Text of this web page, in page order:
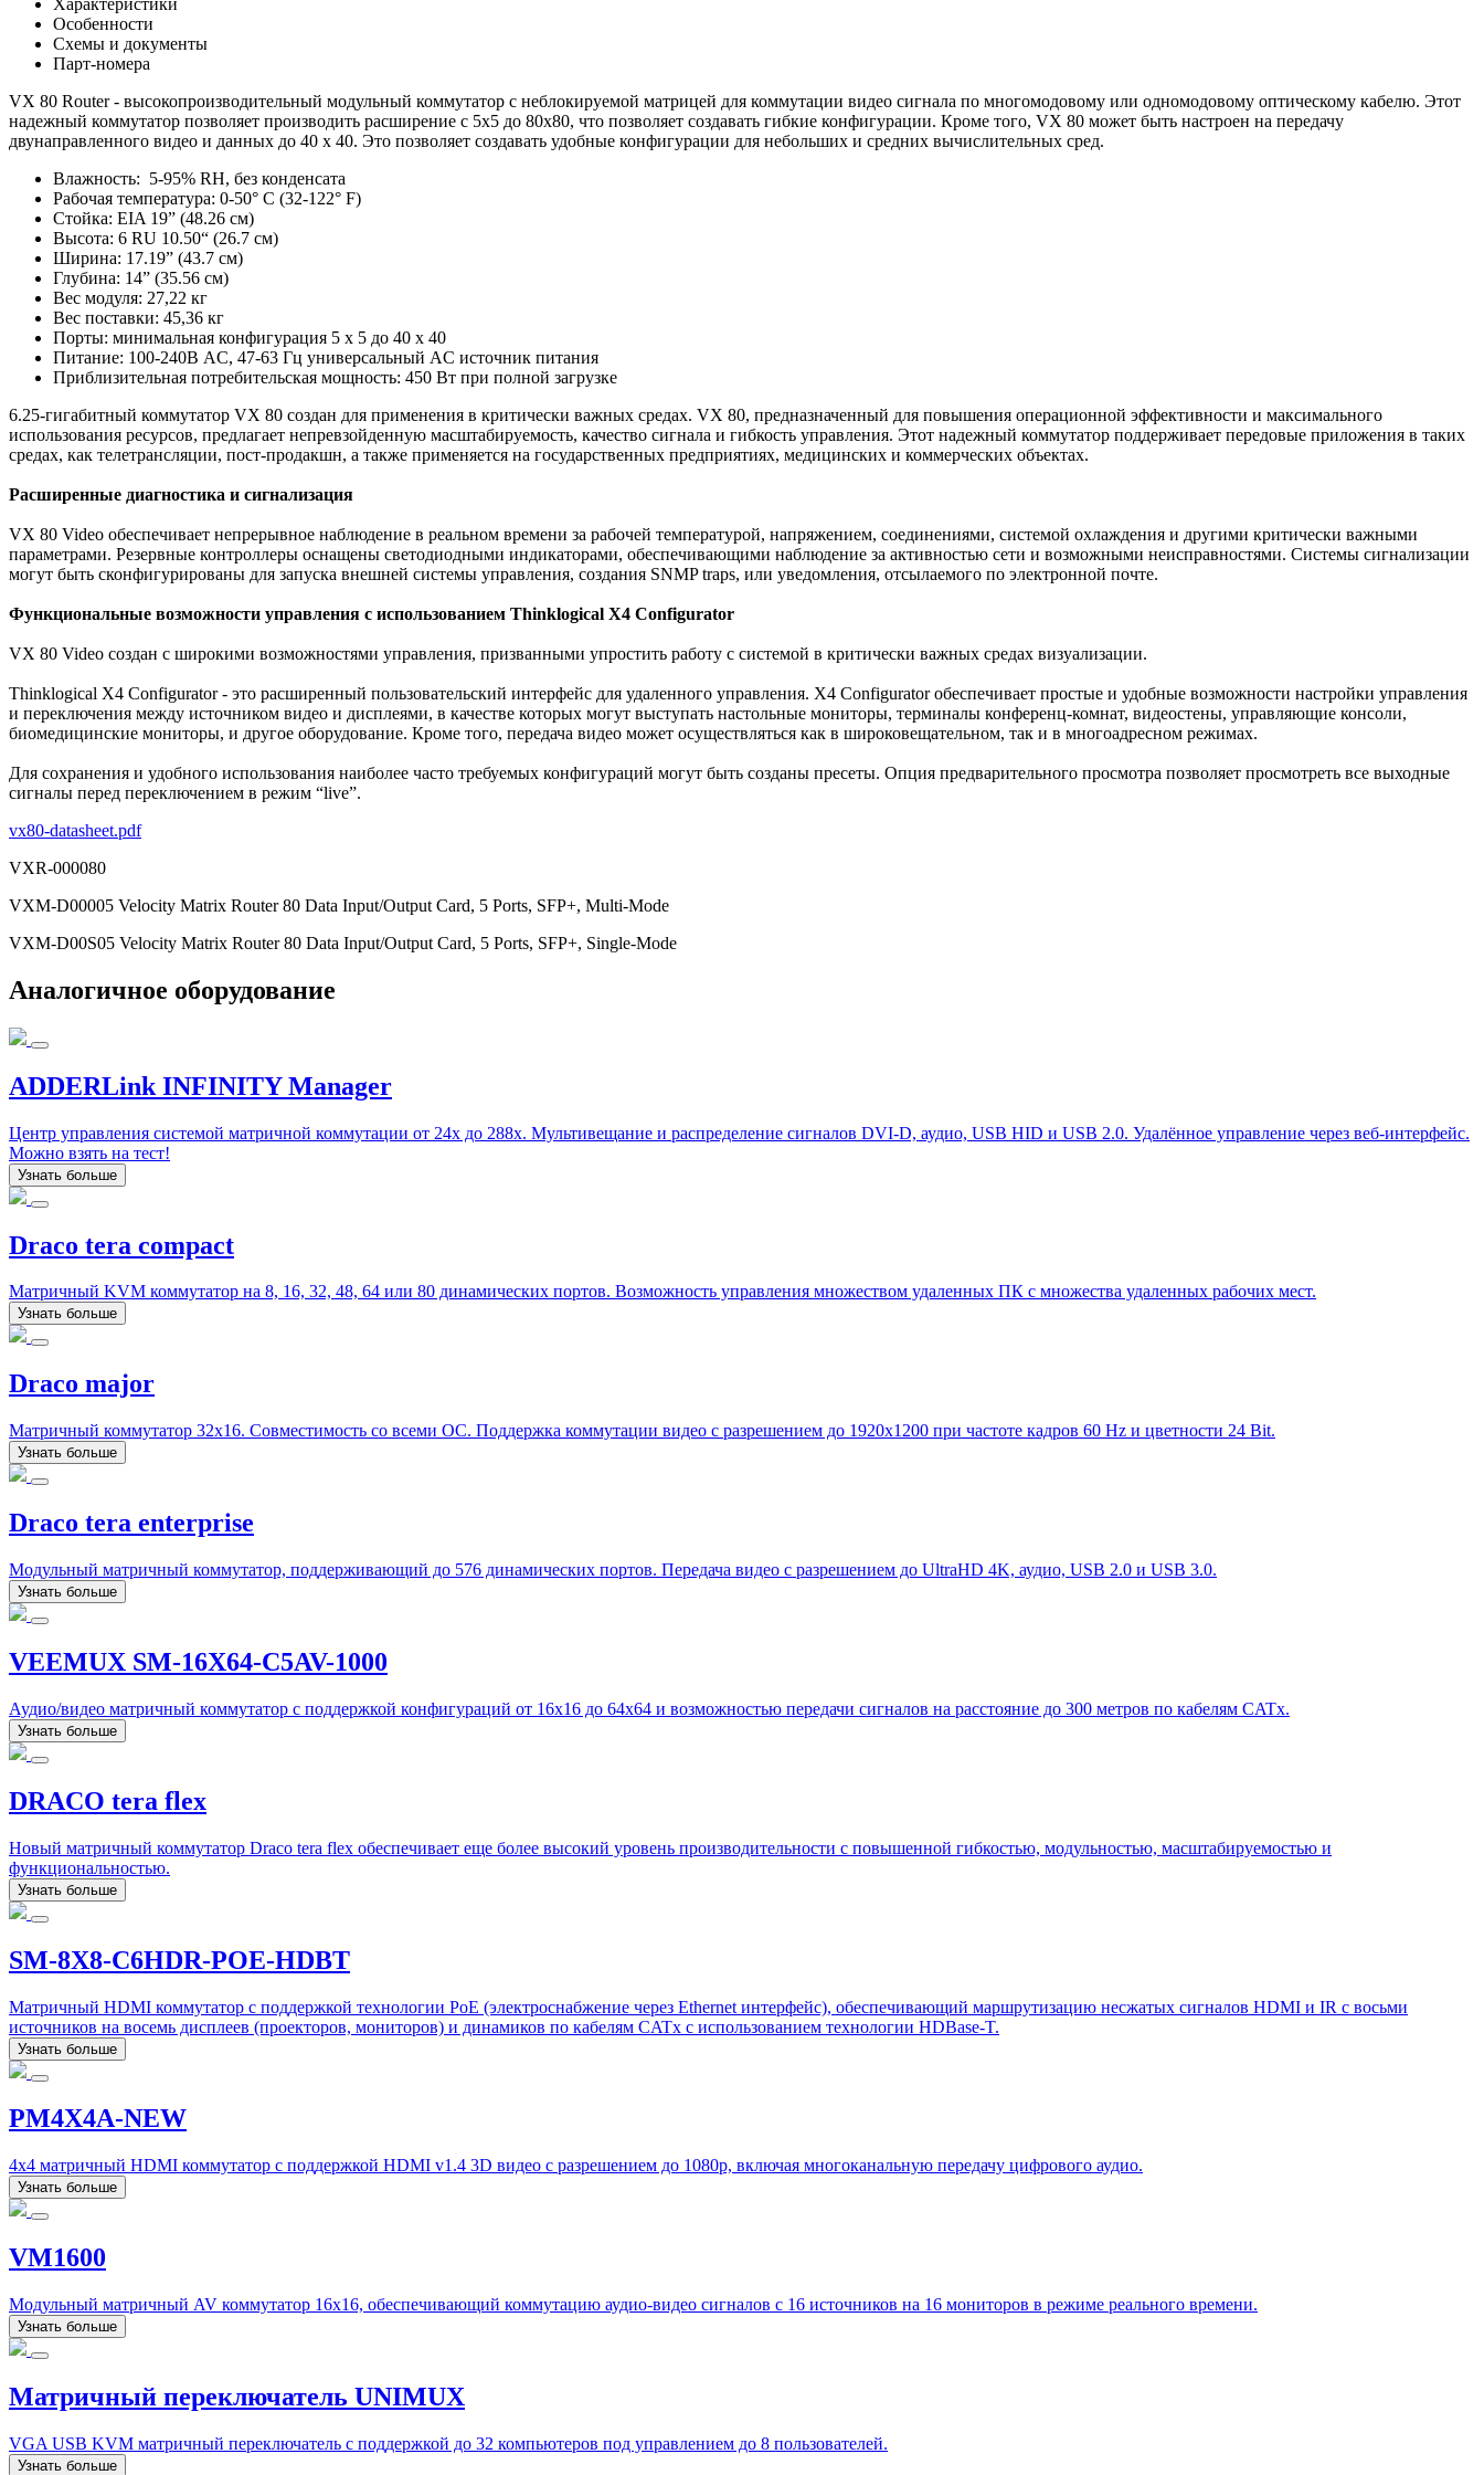
Характеристики
Особенности
Схемы и документы
Парт-номера
VX 80 Router - высокопроизводительный модульный коммутатор с неблокируемой матрицей для коммутации видео сигнала по многомодовому или одномодовому оптическому кабелю. Этот
надежный коммутатор позволяет производить расширение с 5x5 до 80x80, что позволяет создавать гибкие конфигурации. Кроме того, VX 80 может быть настроен на передачу
двунаправленного видео и данных до 40 x 40. Это позволяет создавать удобные конфигурации для небольших и средних вычислительных сред.
Влажность: 5-95% RH, без конденсата
Рабочая температура: 0-50° C (32-122° F)
Стойка: EIA 19” (48.26 см)
Высота: 6 RU 10.50“ (26.7 см)
Ширина: 17.19” (43.7 см)
Глубина: 14” (35.56 см)
Вес модуля: 27,22 кг
Вес поставки: 45,36 кг
Порты: минимальная конфигурация 5 x 5 до 40 x 40
Питание: 100-240В AC, 47-63 Гц универсальный AC источник питания
Приблизительная потребительская мощность: 450 Вт при полной загрузке
6.25-гигабитный коммутатор VX 80 создан для применения в критически важных средах. VX 80, предназначенный для повышения операционной эффективности и максимального
использования ресурсов, предлагает непревзойденную масштабируемость, качество сигнала и гибкость управления. Этот надежный коммутатор поддерживает передовые приложения в таких
средах, как телетрансляции, пост-продакшн, а также применяется на государственных предприятиях, медицинских и коммерческих объектах.
Расширенные диагностика и сигнализация
VX 80 Video обеспечивает непрерывное наблюдение в реальном времени за рабочей температурой, напряжением, соединениями, системой охлаждения и другими критически важными
параметрами. Резервные контроллеры оснащены светодиодными индикаторами, обеспечивающими наблюдение за активностью сети и возможными неисправностями. Системы сигнализации
могут быть сконфигурированы для запуска внешней системы управления, создания SNMP traps, или уведомления, отсылаемого по электронной почте.
Функциональные возможности управления с использованием Thinklogical X4 Configurator
VX 80 Video создан с широкими возможностями управления, призванными упростить работу с системой в критически важных средах визуализации.
Thinklogical X4 Configurator - это расширенный пользовательский интерфейс для удаленного управления. X4 Configurator обеспечивает простые и удобные возможности настройки управления
и переключения между источником видео и дисплеями, в качестве которых могут выступать настольные мониторы, терминалы конференц-комнат, видеостены, управляющие консоли,
биомедицинские мониторы, и другое оборудование. Кроме того, передача видео может осуществляться как в широковещательном, так и в многоадресном режимах.
Для сохранения и удобного использования наиболее часто требуемых конфигураций могут быть созданы пресеты. Опция предварительного просмотра позволяет просмотреть все выходные
сигналы перед переключением в режим “live”.
vx80-datasheet.pdf
VXR-000080
VXM-D00005 Velocity Matrix Router 80 Data Input/Output Card, 5 Ports, SFP+, Multi-Mode
VXM-D00S05 Velocity Matrix Router 80 Data Input/Output Card, 5 Ports, SFP+, Single-Mode
Аналогичное оборудование
ADDERLink INFINITY Manager
Центр управления системой матричной коммутации от 24x до 288x. Мультивещание и распределение сигналов DVI-D, аудио, USB HID и USB 2.0. Удалённое управление через веб-интерфейс.
Можно взять на тест!
Узнать больше
Draco tera compact
Матричный KVM коммутатор на 8, 16, 32, 48, 64 или 80 динамических портов. Возможность управления множеством удаленных ПК с множества удаленных рабочих мест.
Узнать больше
Draco major
Матричный коммутатор 32x16. Совместимость со всеми ОС. Поддержка коммутации видео с разрешением до 1920x1200 при частоте кадров 60 Hz и цветности 24 Bit.
Узнать больше
Draco tera enterprise
Модульный матричный коммутатор, поддерживающий до 576 динамических портов. Передача видео с разрешением до UltraHD 4K, аудио, USB 2.0 и USB 3.0.
Узнать больше
VEEMUX SM-16X64-C5AV-1000
Аудио/видео матричный коммутатор с поддержкой конфигураций от 16x16 до 64x64 и возможностью передачи сигналов на расстояние до 300 метров по кабелям CATx.
Узнать больше
DRACO tera flex
Новый матричный коммутатор Draco tera flex обеспечивает еще более высокий уровень производительности с повышенной гибкостью, модульностью, масштабируемостью и
функциональностью.
Узнать больше
SM-8X8-C6HDR-POE-HDBT
Матричный HDMI коммутатор с поддержкой технологии PoE (электроснабжение через Ethernet интерфейс), обеспечивающий маршрутизацию несжатых сигналов HDMI и IR с восьми
источников на восемь дисплеев (проекторов, мониторов) и динамиков по кабелям CATx с использованием технологии HDBase-T.
Узнать больше
PM4X4A-NEW
4x4 матричный HDMI коммутатор с поддержкой HDMI v1.4 3D видео с разрешением до 1080p, включая многоканальную передачу цифрового аудио.
Узнать больше
VM1600
Модульный матричный AV коммутатор 16x16, обеспечивающий коммутацию аудио-видео сигналов с 16 источников на 16 мониторов в режиме реального времени.
Узнать больше
Матричный переключатель UNIMUX
VGA USB KVM матричный переключатель с поддержкой до 32 компьютеров под управлением до 8 пользователей.
Узнать больше